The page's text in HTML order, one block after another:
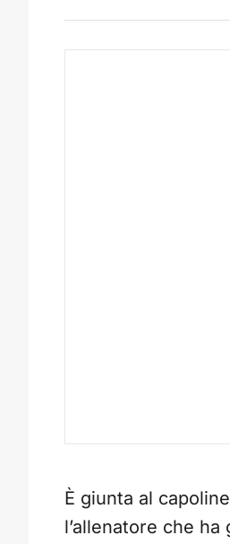
È giunta al
l’allenatore che ha